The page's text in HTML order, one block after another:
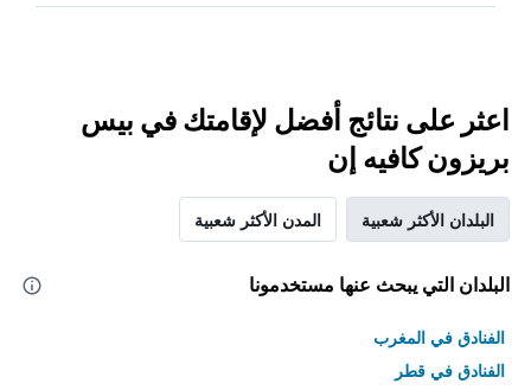
اعثر على نتائج أفضل لإقامتك في بيس
بريزون كافيه إن
البلدان الأكثر شعبية المدن الأكثر شعبية
البلدان التي يبحث عنها مستخدمونا
الفنادق في المغرب
الفنادق في قطر